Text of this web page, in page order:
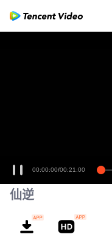
00:00:00/00:21:00
仙逆